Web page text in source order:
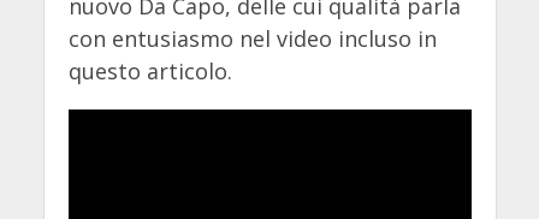
con entusiasmo nel video incluso in
questo articolo.